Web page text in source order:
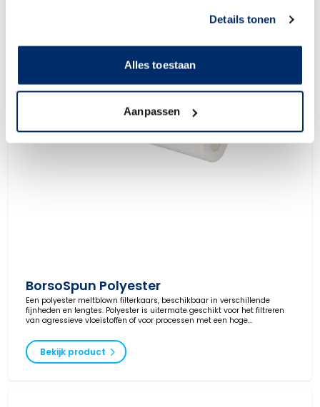
Details tonen
Alles toestaan
Aanpassen
BorsoSpun Polyester
Een polyester meltblown filterkaars, beschikbaar in verschillende
fijnheden en lengtes. Polyester is uitermate geschikt voor het filtreren
van agressieve vloeistoffen of voor processen met een hoge
Bekijk product